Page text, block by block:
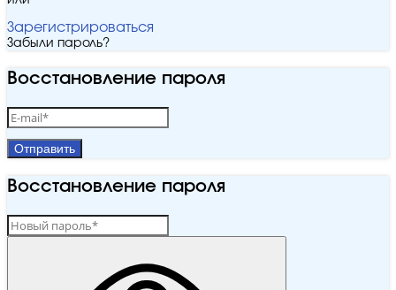
Зарегистрироваться
Забыли пароль?
Восстановление пароля
Отправить
Восстановление пароля